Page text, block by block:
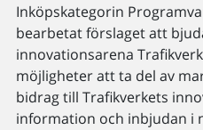
Inköpskategorin
bearbetat förslaget att
innovationsarena
möjligheter att ta del av
bidrag till Trafikverkets
information och inbjudan i